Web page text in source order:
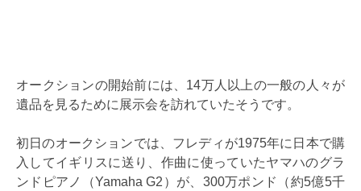
オークションの開始前には、14万人以上の一般の人々が
遺品を見るために展示会を訪れていたそうです。
初日のオークションでは、フレディが1975年に日本で購
入してイギリスに送り、作曲に使っていたヤマハのグラ
ンドピアノ（Yamaha G2）が、300万ポンド（約5億5千